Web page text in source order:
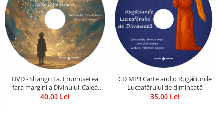
DVD - Shangri La. Frumusetea
fara margini a Divinului. Calea
catre fericire
40,00 Lei
CD MP3 Carte audio Rugăciunile
Luceafărului de dimineață
35,00 Lei